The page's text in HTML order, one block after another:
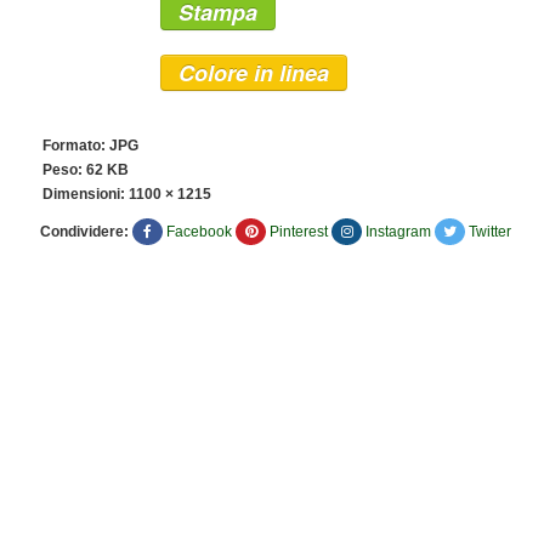
Stampa
Colore in linea
Formato: JPG
Peso: 62 KB
Dimensioni: 1100 × 1215
Condividere: Facebook Pinterest Instagram Twitter